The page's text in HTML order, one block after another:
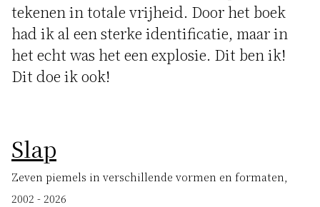
tekenen in totale vrijheid. Door het boek
had ik al een sterke identificatie, maar in
het echt was het een explosie. Dit ben ik!
Dit doe ik ook!
Slap
Zeven piemels in verschillende vormen en formaten,
2002 - 2026